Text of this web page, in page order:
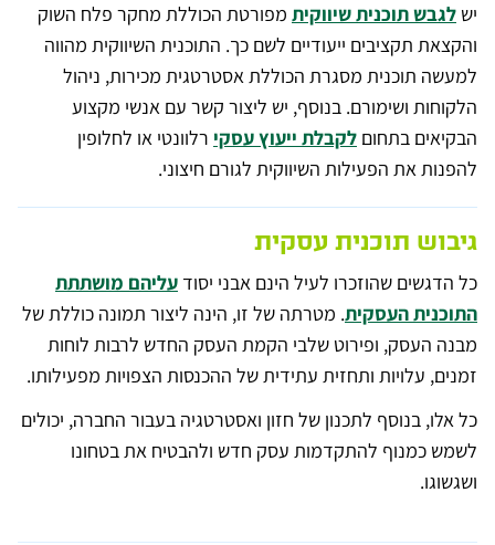
יש לגבש תוכנית שיווקית מפורטת הכוללת מחקר פלח השוק
והקצאת תקציבים ייעודיים לשם כך. התוכנית השיווקית מהווה
למעשה תוכנית מסגרת הכוללת אסטרטגית מכירות, ניהול
הלקוחות ושימורם. בנוסף, יש ליצור קשר עם אנשי מקצוע
הבקיאים בתחום לקבלת ייעוץ עסקי רלוונטי או לחלופין
להפנות את הפעילות השיווקית לגורם חיצוני.
גיבוש תוכנית עסקית
כל הדגשים שהוזכרו לעיל הינם אבני יסוד עליהם מושתתת
התוכנית העסקית. מטרתה של זו, הינה ליצור תמונה כוללת של
מבנה העסק, ופירוט שלבי הקמת העסק החדש לרבות לוחות
זמנים, עלויות ותחזית עתידית של ההכנסות הצפויות מפעילותו.
כל אלו, בנוסף לתכנון של חזון ואסטרטגיה בעבור החברה, יכולים
לשמש כמנוף להתקדמות עסק חדש ולהבטיח את בטחונו
ושגשוגו.